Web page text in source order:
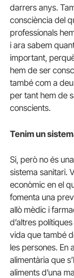
darrers anys.
consciència del
professionals
i ara sabem
important,
hem de ser
també com a
per tant hem de
conscients.
Tenim un
Si, però no és
sistema sanitari.
econòmic en el
fomenta una
allò mèdic i
d’altres
vida que també
les persones. En
alimentària que
aliments d’una